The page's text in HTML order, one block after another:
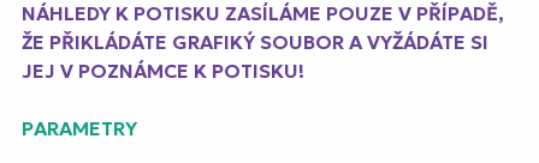
NÁHLEDY K POTISKU ZASÍLÁME POUZE V PŘÍPADĚ,
ŽE PŘIKLÁDÁTE GRAFIKÝ SOUBOR A VYŽÁDÁTE SI
JEJ V POZNÁMCE K POTISKU!
PARAMETRY